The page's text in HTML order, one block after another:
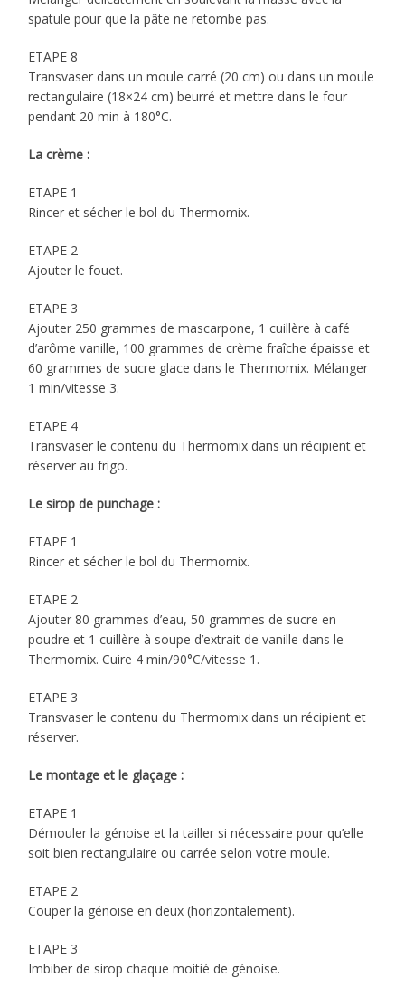
spatule pour que la pâte ne retombe pas.
ETAPE 8
Transvaser dans un moule carré (20 cm) ou dans un moule
rectangulaire (18×24 cm) beurré et mettre dans le four
pendant 20 min à 180°C.
La crème :
ETAPE 1
Rincer et sécher le bol du Thermomix.
ETAPE 2
Ajouter le fouet.
ETAPE 3
Ajouter 250 grammes de mascarpone, 1 cuillère à café
d’arôme vanille, 100 grammes de crème fraîche épaisse et
60 grammes de sucre glace dans le Thermomix. Mélanger
1 min/vitesse 3.
ETAPE 4
Transvaser le contenu du Thermomix dans un récipient et
réserver au frigo.
Le sirop de punchage :
ETAPE 1
Rincer et sécher le bol du Thermomix.
ETAPE 2
Ajouter 80 grammes d’eau, 50 grammes de sucre en
poudre et 1 cuillère à soupe d’extrait de vanille dans le
Thermomix. Cuire 4 min/90°C/vitesse 1.
ETAPE 3
Transvaser le contenu du Thermomix dans un récipient et
réserver.
Le montage et le glaçage :
ETAPE 1
Démouler la génoise et la tailler si nécessaire pour qu’elle
soit bien rectangulaire ou carrée selon votre moule.
ETAPE 2
Couper la génoise en deux (horizontalement).
ETAPE 3
Imbiber de sirop chaque moitié de génoise.